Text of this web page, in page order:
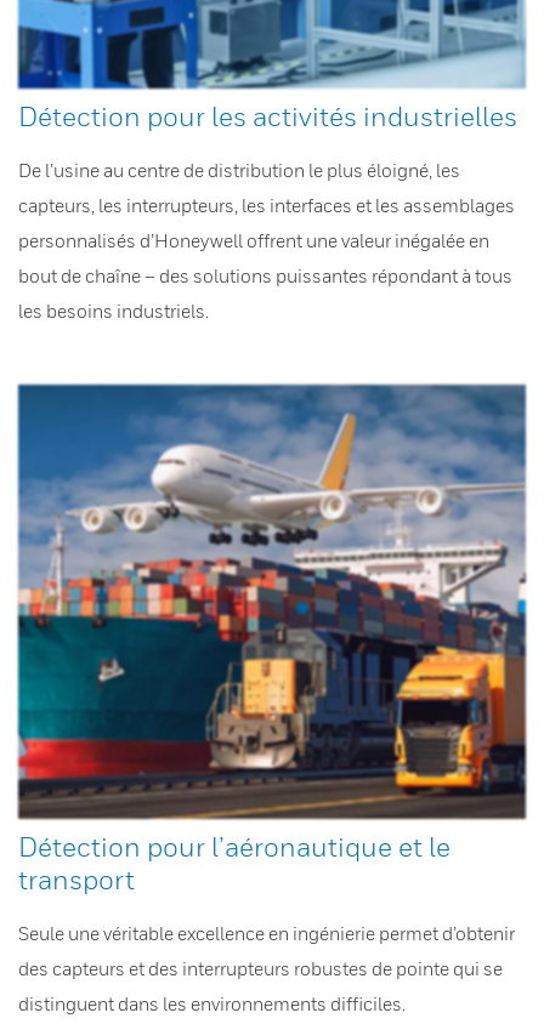
Détection pour les activités industrielles
De l’usine au centre de distribution le plus éloigné, les
capteurs, les interrupteurs, les interfaces et les assemblages
personnalisés d’Honeywell offrent une valeur inégalée en
bout de chaîne – des solutions puissantes répondant à tous
les besoins industriels.
Détection pour l’aéronautique et le
transport
Seule une véritable excellence en ingénierie permet d’obtenir
des capteurs et des interrupteurs robustes de pointe qui se
distinguent dans les environnements difficiles.